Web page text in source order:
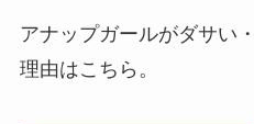
アナップガールがダサい
理由はこちら。